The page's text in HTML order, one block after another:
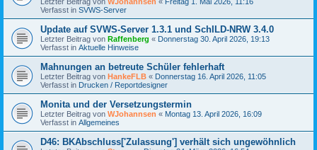
Verfasst in SVWS-Server
Update auf SVWS-Server 1.3.1 und SchILD-NRW 3.4.0
Letzter Beitrag von Raffenberg « Donnerstag 30. April 2026, 19:13
Verfasst in Aktuelle Hinweise
Mahnungen an betreute Schüler fehlerhaft
Letzter Beitrag von HankeFLB « Donnerstag 16. April 2026, 11:05
Verfasst in Drucken / Reportdesigner
Monita und der Versetzungstermin
Letzter Beitrag von WJohannsen « Montag 13. April 2026, 16:09
Verfasst in Allgemeines
D46: BKAbschluss['Zulassung'] verhält sich ungewöhnlich